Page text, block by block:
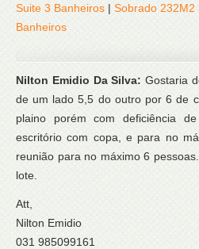
Suite 3 Banheiros | Sobrado 232M2
Banheiros
Nilton Emidio Da Silva:Gostaria
de um lado 5,5 do outro por 6 de
plaino porém com deficiência
escritório com copa, e para no
reunião para no máximo 6
lote.
Att,
Nilton Emidio
031 985099161